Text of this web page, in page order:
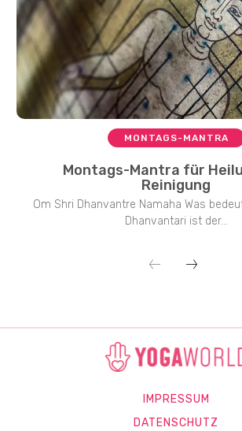
MONTAGS-MANTRA
Montags-Mantra für
Reinigung
Om Shri Dhanvantre Namaha Was bedeutet das Mantra?
Dhanvantari ist der...
IMPRESSUM
DATENSCHUTZ